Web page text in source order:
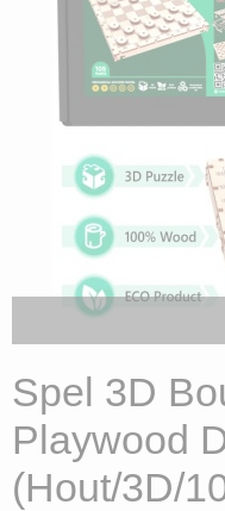
Spel 3D
Playwood
(Hout/3D/